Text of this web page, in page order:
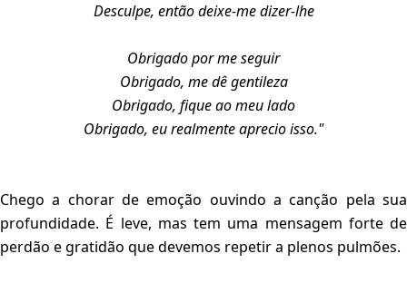
Desculpe, então deixe-me dizer-lhe
Obrigado por me seguir
Obrigado, me dê gentileza
Obrigado, fique ao meu lado
Obrigado, eu realmente aprecio isso."
Chego a chorar de emoção ouvindo a canção pela sua
profundidade. É leve, mas tem uma mensagem forte de
perdão e gratidão que devemos repetir a plenos pulmões.